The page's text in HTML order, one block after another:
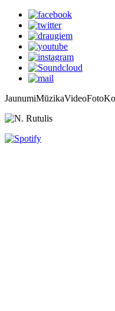
JaunumiMūzikaVideoFoto